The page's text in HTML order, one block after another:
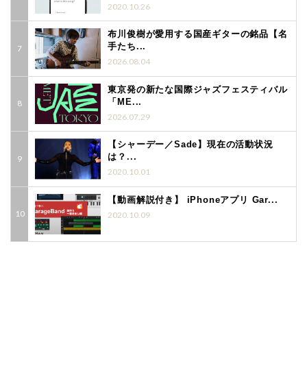
2020.10.26
布川俊樹が愛用する国産ギターの銘品【名
手たち...
2026.08.04
東京発の新たな国際ジャズフェスティバル
「ME...
2026.07.29
【シャーデー／Sade】現在の活動状況
は？...
2020.10.01
【動画解説付き】 iPhoneアプリ Gar...
2020.10.09